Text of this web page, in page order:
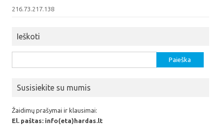
216.73.217.138
Ieškoti
Susisiekite su mumis
Žaidimų prašymai ir klausimai:
El. paštas: info(eta)hardas.lt